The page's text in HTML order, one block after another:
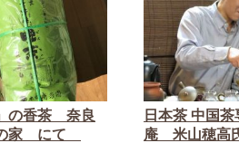
の香茶 奈良
家 にて
日本茶 中国
庵 米山穂高